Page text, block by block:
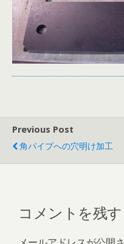
Previous Post
角パイプへの穴明け加工
コメントを残す